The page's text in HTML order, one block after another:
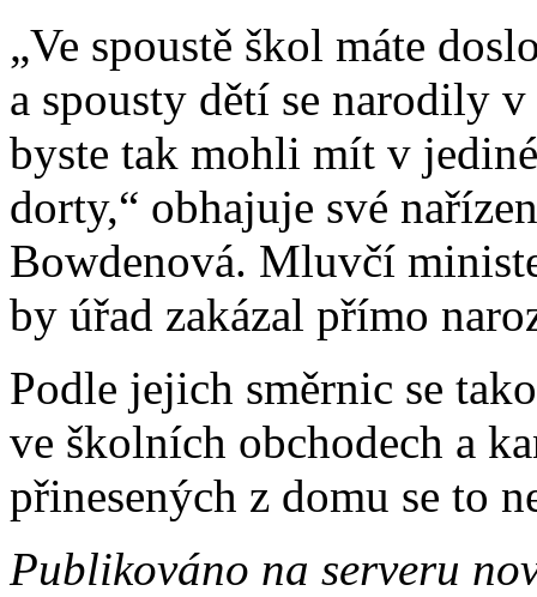
„Ve spoustě škol máte
a spousty dětí se narodily
byste tak mohli mít v
dorty,“ obhajuje své
Bowdenová. Mluvčí
by úřad zakázal přímo
Podle jejich směrnic se
ve školních obchodech a
přinesených z domu se to
Publikováno na serveru